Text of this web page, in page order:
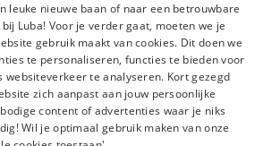
Voor werkgevers
Contact
InstagramFacebookLinkedIn YouTube
leuke nieuwe baan of naar een betrouwbare
Luba! Voor je verder gaat, moeten we je
gebruik maakt van cookies. Dit doen we
te personaliseren, functies te bieden voor
websiteverkeer te analyseren. Kort gezegd
zich aanpast aan jouw persoonlijke
content of advertenties waar je niks
Wil je optimaal gebruik maken van onze